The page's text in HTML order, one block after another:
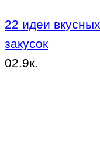
22 идеи
закусок
02.9к.